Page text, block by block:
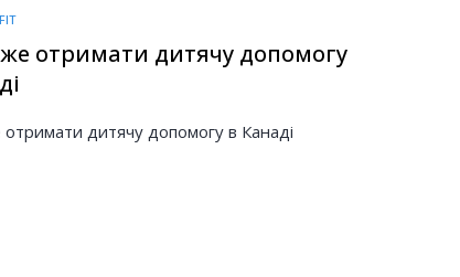
отримати дитячу допомогу
дитячу допомогу в Канаді